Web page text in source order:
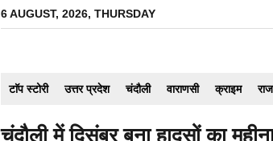
6 AUGUST, 2026, THURSDAY
टाॅप स्टोरी उत्तर प्रदेश चंदौली वाराणसी क्राइम
चंदौली में दिसंबर बना हादसों का